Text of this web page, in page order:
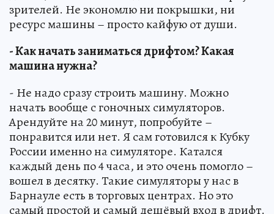
зрителей. Не экономлю ни покрышки, ни
ресурс машины – просто кайфую от души.
- Как начать заниматься дрифтом? Какая
машина нужна?
- Не надо сразу строить машину. Можно
начать вообще с гоночных симуляторов.
Арендуйте на 20 минут, попробуйте –
понравится или нет. Я сам готовился к Кубку
России именно на симуляторе. Катался
каждый день по 4 часа, и это очень помогло –
вошел в десятку. Такие симуляторы у нас в
Барнауле есть в торговых центрах. Но это
самый простой и самый дешёвый вход в дрифт.